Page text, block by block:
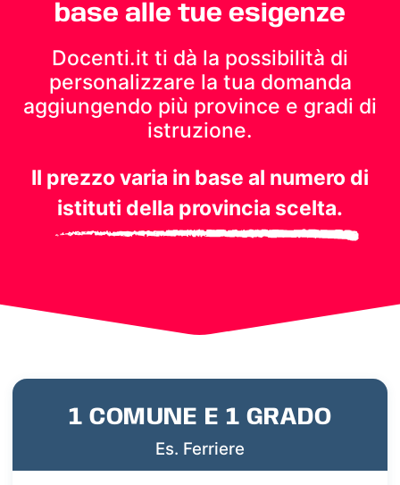
base alle tue esigenze
Docenti.it ti dà la possibilità di
personalizzare la tua domanda
aggiungendo più province e gradi di
istruzione.
Il prezzo varia in base al numero di
istituti della provincia scelta.
1 COMUNE E 1 GRADO
Es. Ferriere